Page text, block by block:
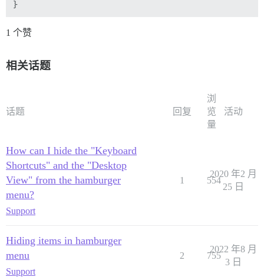
1 个赞
相关话题
话题 回复
浏
览
量
活动
How can I hide the "Keyboard
Shortcuts" and the "Desktop
View" from the hamburger
menu?
Support
1 554
2020 年2 月
25 日
Hiding items in hamburger
menu
Support
2 755
2022 年8 月
3 日